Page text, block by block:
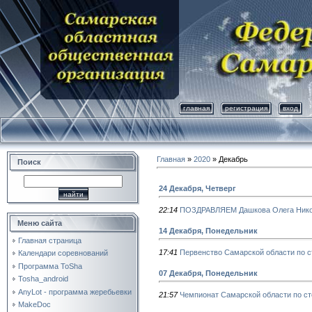
главная регистрация вход
Поиск
Меню сайта
Главная страница
Календари соревнований
Программа ToSha
Tosha_android
AnyLot - программа жеребьевки
MakeDoc
Главная » 2020 » Декабрь
24 Декабря, Четверг
22:14 ПОЗДРАВЛЯЕМ Дашкова Олега
14 Декабря, Понедельник
17:41 Первенство Самарской области по
07 Декабря, Понедельник
21:57 Чемпионат Самарской области по